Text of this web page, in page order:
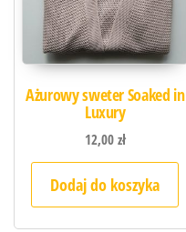
Ażurowy sweter Soaked in
Luxury
12,00zł
Dodaj do koszyka